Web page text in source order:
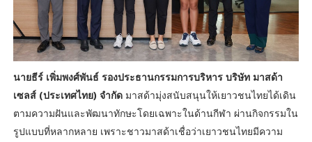
นายธีร์ เพิ่มพงศ์พันธ์ รองประธานกรรมการบริหาร บริษัท มาสด้า
เซลส์ (ประเทศไทย) จำกัดมาสด้ามุ่งสนับสนุนให้เยาวชนไทยได้เดิน
ตามความฝันและพัฒนาทักษะโดยเฉพาะในด้านกีฬา ผ่านกิจกรรมใน
รูปแบบที่หลากหลาย เพราะชาวมาสด้าเชื่อว่าเยาวชนไทยมีความ